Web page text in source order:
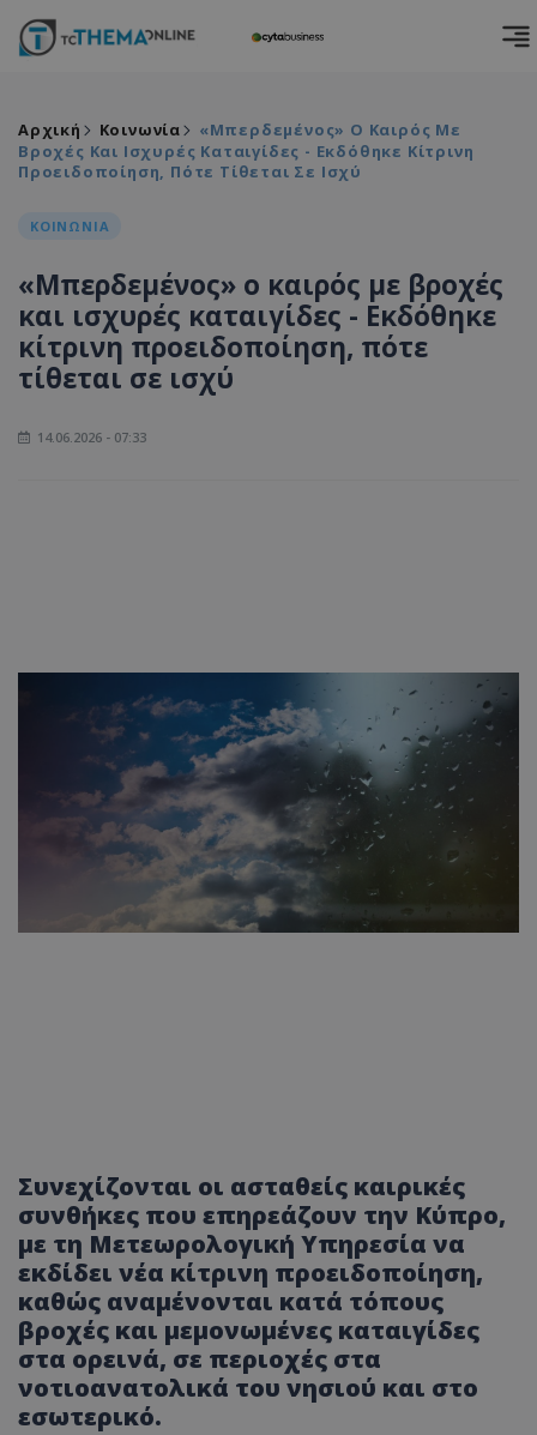
Αρχική Κοινωνία
«Μπερδεμένος» Ο Καιρός Με
Βροχές Και Ισχυρές Καταιγίδες - Εκδόθηκε Κίτρινη
Προειδοποίηση, Πότε Τίθεται Σε Ισχύ
ΚΟΙΝΩΝΙΑ
«Μπερδεμένος» ο καιρός με βροχές
και ισχυρές καταιγίδες - Εκδόθηκε
κίτρινη προειδοποίηση, πότε
τίθεται σε ισχύ
14.06.2026 - 07:33
Συνεχίζονται οι ασταθείς καιρικές
συνθήκες που επηρεάζουν την Κύπρο,
με τη Μετεωρολογική Υπηρεσία να
εκδίδει νέα κίτρινη προειδοποίηση,
καθώς αναμένονται κατά τόπους
βροχές και μεμονωμένες καταιγίδες
στα ορεινά, σε περιοχές στα
νοτιοανατολικά του νησιού και στο
εσωτερικό.